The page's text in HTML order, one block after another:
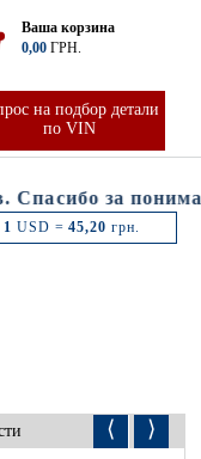
на подбор детали
по VIN
Ваша корзина
0,00 ГРН.
за
1 USD =45,20 грн.
⟨ ⟩